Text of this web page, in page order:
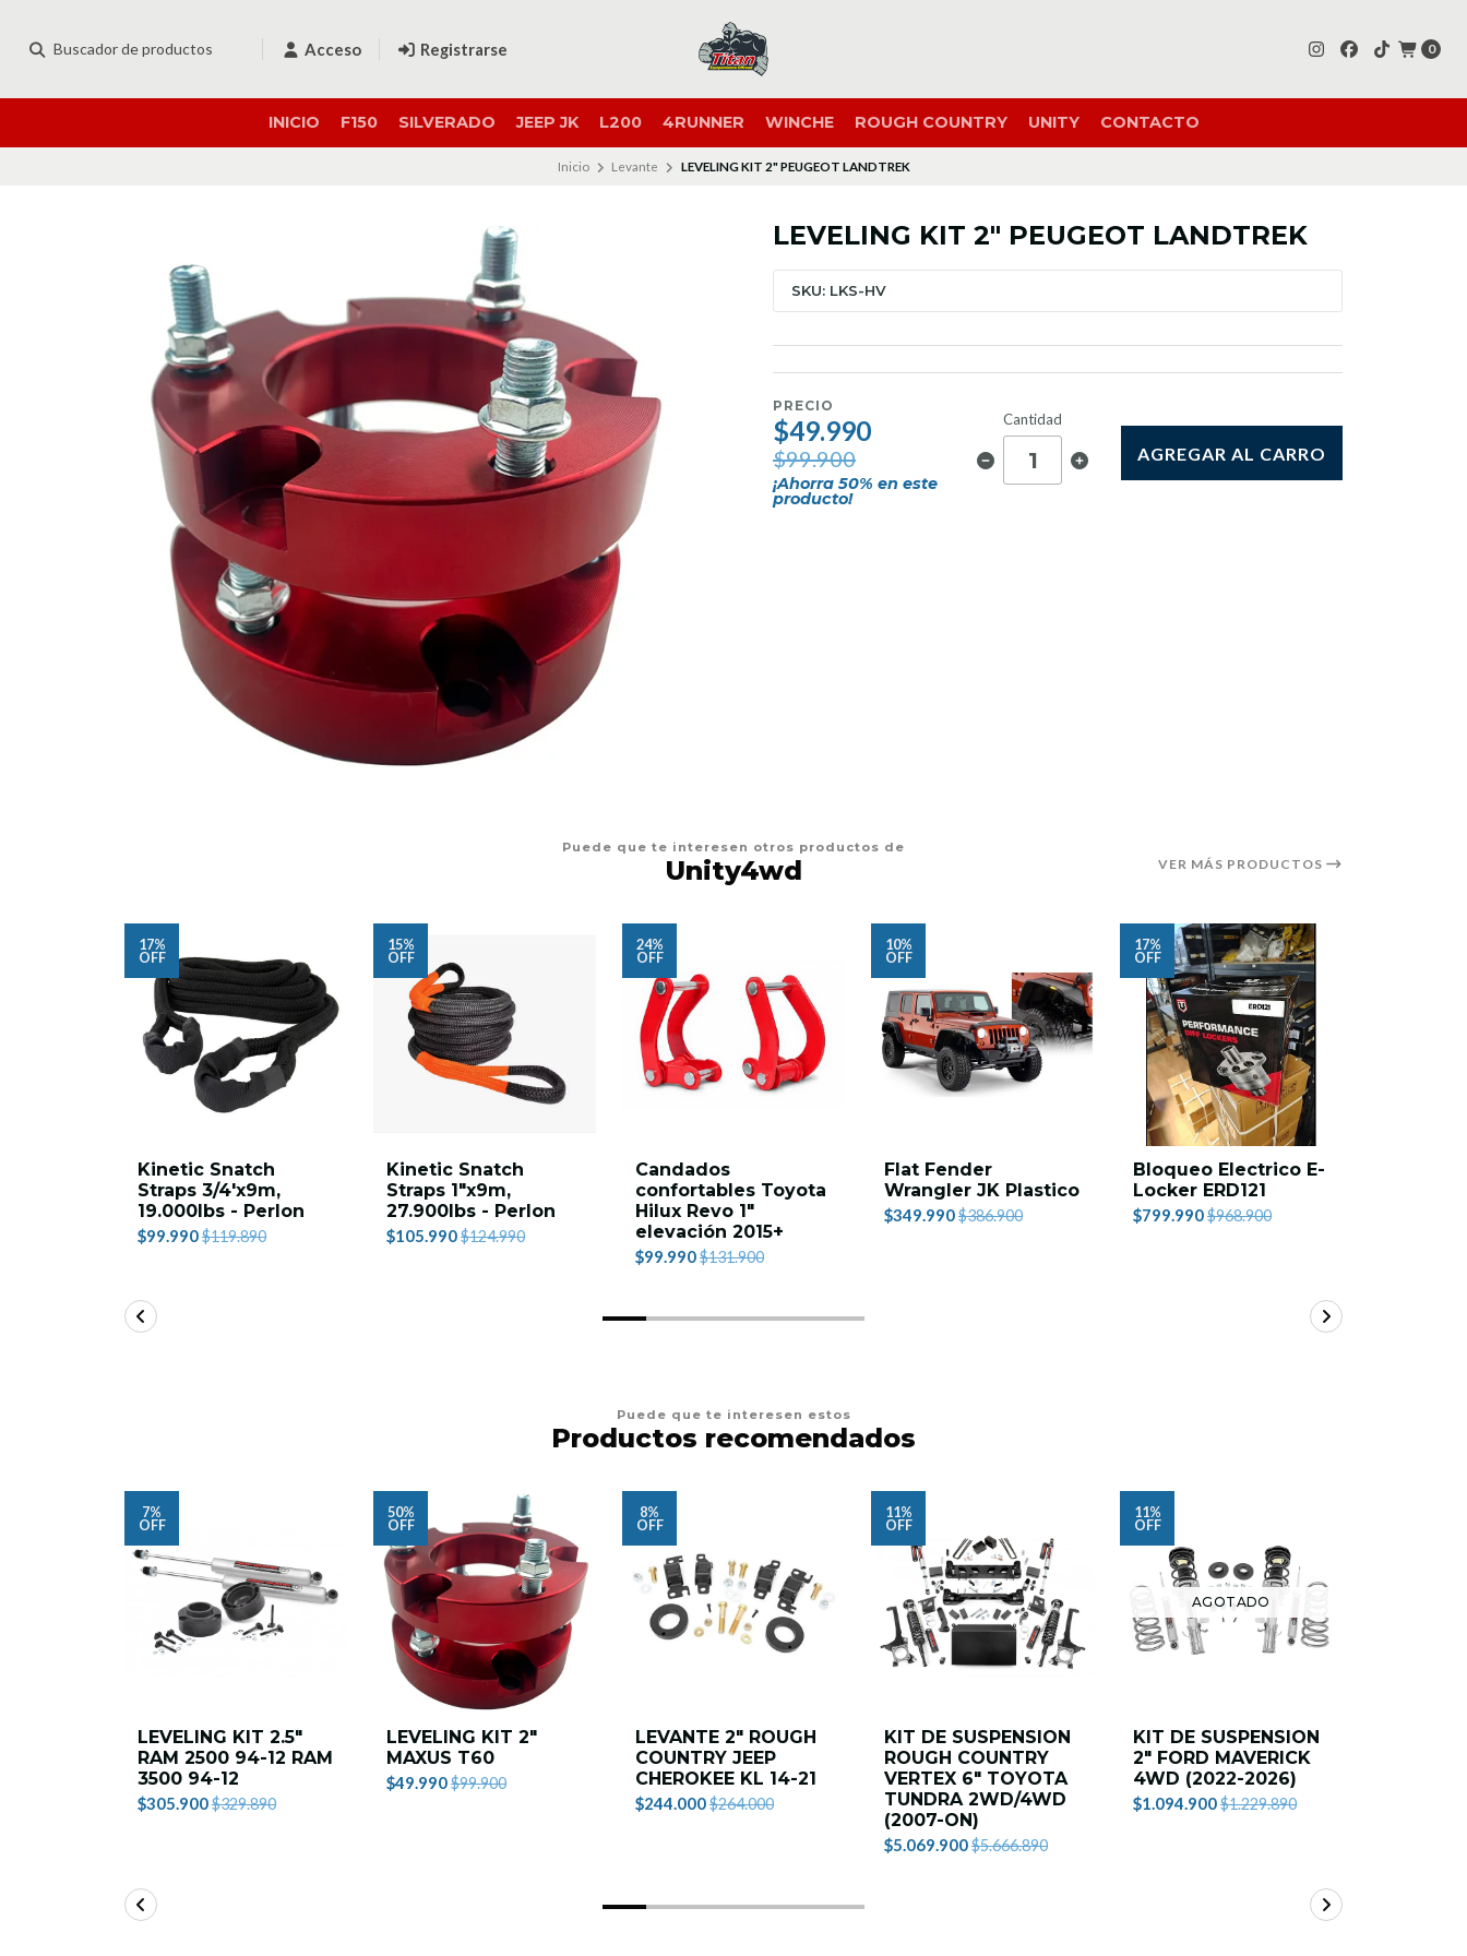
Acceso Registrarse 0
INICIO F150 SILVERADO JEEP JK L200 4RUNNER WINCHE ROUGH COUNTRY UNITY CONTACTO
Inicio Levante LEVELING KIT 2" PEUGEOT LANDTREK
LEVELING KIT 2" PEUGEOT LANDTREK
SKU: LKS-HV
PRECIO
$49.990
$99.900
¡Ahorra 50% en este
producto!
Cantidad
AGREGAR AL CARRO
Puede que te interesen otros productos de
Unity4wd VER MÁS PRODUCTOS
17%
OFF
Kinetic Snatch
Straps 3/4'x9m,
19.000lbs - Perlon
$99.990$119.890
15%
OFF
Kinetic Snatch
Straps 1"x9m,
27.900lbs - Perlon
$105.990$124.990
24%
OFF
Candados
confortables Toyota
Hilux Revo 1"
elevación 2015+
$99.990$131.900
10%
OFF
Flat Fender
Wrangler JK Plastico
$349.990$386.900
17%
OFF
Bloqueo Electrico E-
Locker ERD121
$799.990$968.900
Puede que te interesen estos
Productos recomendados
7%
OFF
LEVELING KIT 2.5"
RAM 2500 94-12 RAM
3500 94-12
$305.900$329.890
50%
OFF
LEVELING KIT 2"
MAXUS T60
$49.990$99.900
8%
OFF
LEVANTE 2" ROUGH
COUNTRY JEEP
CHEROKEE KL 14-21
$244.000$264.000
11%
OFF
KIT DE SUSPENSION
ROUGH COUNTRY
VERTEX 6" TOYOTA
TUNDRA 2WD/4WD
(2007-ON)
$5.069.900$5.666.890
11%
OFF
AGOTADO
KIT DE SUSPENSION
2" FORD MAVERICK
4WD (2022-2026)
$1.094.900$1.229.890